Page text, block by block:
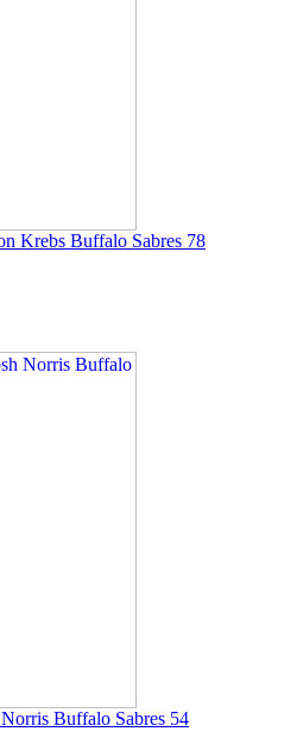
Krebs Buffalo Sabres 78
Buffalo Sabres 54